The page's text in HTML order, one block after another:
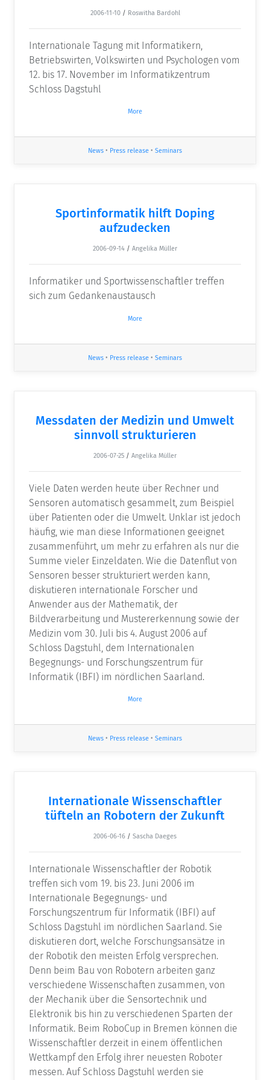
2006-11-10 / Roswitha Bardohl
Internationale Tagung mit Informatikern,
Betriebswirten, Volkswirten und Psychologen vom
12. bis 17. November im Informatikzentrum
Schloss Dagstuhl
More
News • Press release • Seminars
Sportinformatik hilft Doping
aufzudecken
2006-09-14 / Angelika Müller
Informatiker und Sportwissenschaftler treffen
sich zum Gedankenaustausch
More
News • Press release • Seminars
Messdaten der Medizin und Umwelt
sinnvoll strukturieren
2006-07-25 / Angelika Müller
Viele Daten werden heute über Rechner und
Sensoren automatisch gesammelt, zum Beispiel
über Patienten oder die Umwelt. Unklar ist jedoch
häufig, wie man diese Informationen geeignet
zusammenführt, um mehr zu erfahren als nur die
Summe vieler Einzeldaten. Wie die Datenflut von
Sensoren besser strukturiert werden kann,
diskutieren internationale Forscher und
Anwender aus der Mathematik, der
Bildverarbeitung und Mustererkennung sowie der
Medizin vom 30. Juli bis 4. August 2006 auf
Schloss Dagstuhl, dem Internationalen
Begegnungs- und Forschungszentrum für
Informatik (IBFI) im nördlichen Saarland.
More
News • Press release • Seminars
Internationale Wissenschaftler
tüfteln an Robotern der Zukunft
2006-06-16 / Sascha Daeges
Internationale Wissenschaftler der Robotik
treffen sich vom 19. bis 23. Juni 2006 im
Internationale Begegnungs- und
Forschungszentrum für Informatik (IBFI) auf
Schloss Dagstuhl im nördlichen Saarland. Sie
diskutieren dort, welche Forschungsansätze in
der Robotik den meisten Erfolg versprechen.
Denn beim Bau von Robotern arbeiten ganz
verschiedene Wissenschaften zusammen, von
der Mechanik über die Sensortechnik und
Elektronik bis hin zu verschiedenen Sparten der
Informatik. Beim RoboCup in Bremen können die
Wissenschaftler derzeit in einem öffentlichen
Wettkampf den Erfolg ihrer neuesten Roboter
messen. Auf Schloss Dagstuhl werden sie